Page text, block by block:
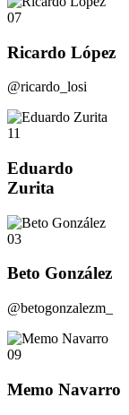
07
Ricardo López
@ricardo_losi
11
Eduardo
Zurita
03
Beto González
@betogonzalezm_
09
Memo Navarro